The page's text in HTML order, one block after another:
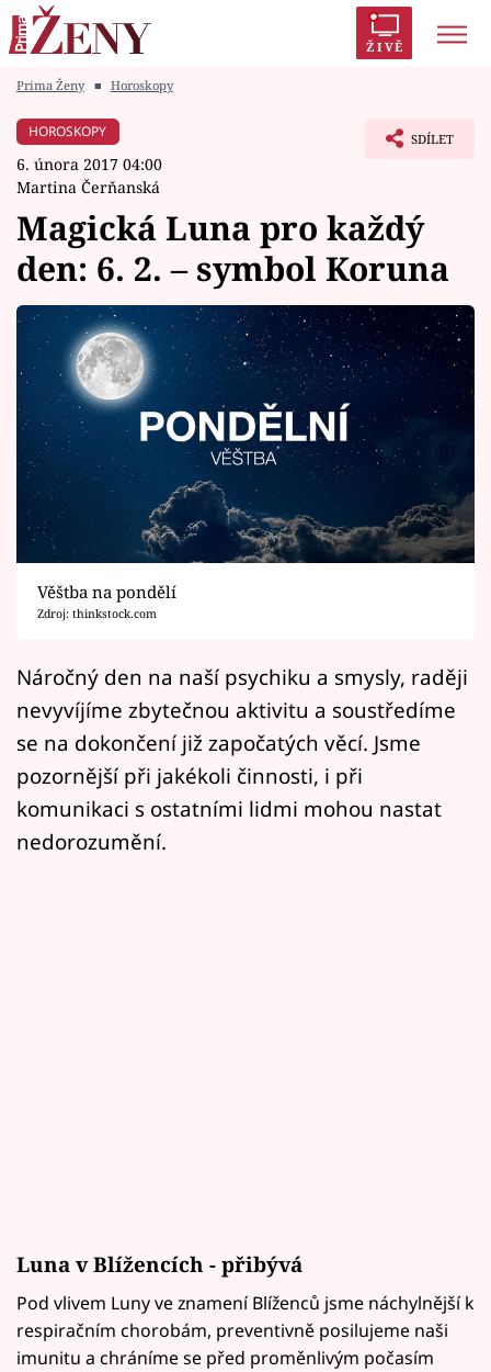
ŽIVĚ
Módní alarm
Témata
Celebrity
Vztahy
Seriály
Horoskopy
Sledujte prima+
Filmový festival Karlovy Vary
Mámy sobě
Přihlášení
Prima Ženy ■ Horoskopy
HOROSKOPY
6. února 2017 04:00
Martina Čerňanská
SDÍLET
Magická Luna pro každý
den: 6. 2. – symbol Koruna
Věštba na pondělí
Zdroj: thinkstock.com
Náročný den na naší psychiku a smysly, raději
nevyvíjíme zbytečnou aktivitu a soustředíme
se na dokončení již započatých věcí. Jsme
pozornější při jakékoli činnosti, i při
komunikaci s ostatními lidmi mohou nastat
nedorozumění.
Luna v Blížencích - přibývá
Pod vlivem Luny ve znamení Blíženců jsme náchylnější k
respiračním chorobám, preventivně posilujeme naši
imunitu a chráníme se před proměnlivým počasím